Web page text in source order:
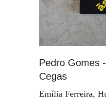
Pedro Gomes
Cegas
Emília Ferreira,